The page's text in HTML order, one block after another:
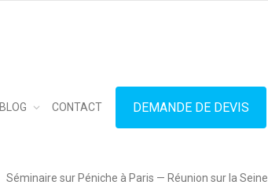
BLOG CONTACT DEMANDE DE DEVIS
Séminaire sur Péniche à Paris — Réunion sur la Seine